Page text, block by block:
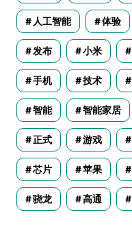
人工智能 体验
发布 小米
手机 技术
智能 智能家居
正式 游戏
芯片 苹果
骁龙 高通